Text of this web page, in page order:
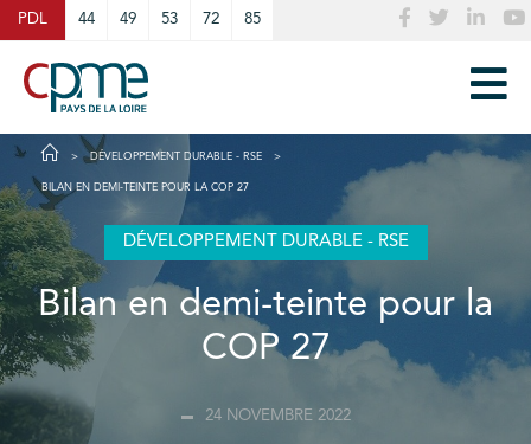
PDL 44 49 53 72 85
DÉVELOPPEMENT DURABLE - RSE
BILAN EN DEMI-TEINTE POUR LA COP 27
DÉVELOPPEMENT DURABLE - RSE
Bilan en demi-teinte pour la
COP 27
24 NOVEMBRE 2022
Cookies management panel